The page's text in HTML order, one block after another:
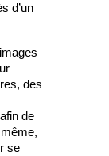
d’un
des
de
se